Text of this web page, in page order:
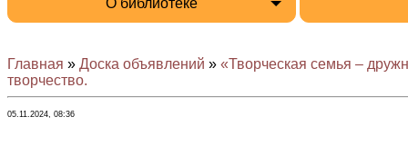
О библиотеке
Главная » Доска объявлений » «Творческая семья –
творчество.
05.11.2024, 08:36